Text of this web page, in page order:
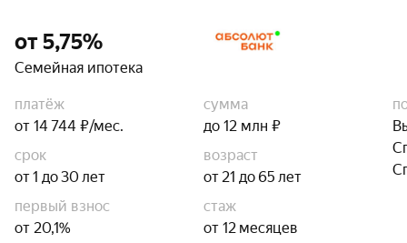
от 5,75%
Семейная ипотека
платёж
от 14 744 ₽/мес.
сумма
до 12 млн ₽
срок
от 1 до 30 лет
возраст
от 21 до 65 лет
первый взнос
от 20,1%
стаж
от 12 месяцев